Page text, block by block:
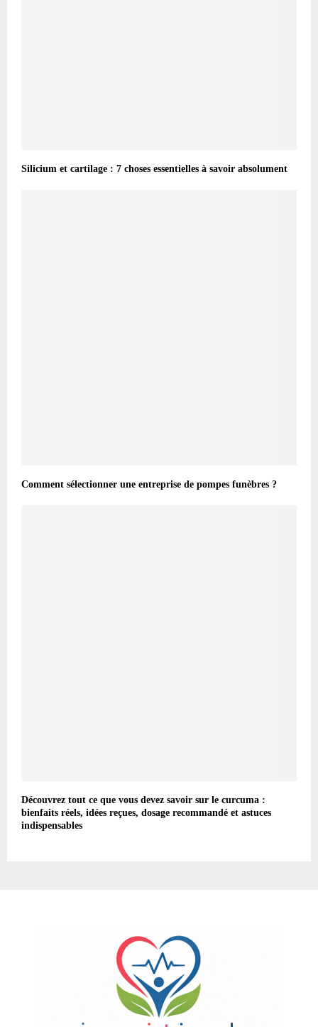
Silicium et cartilage : 7 choses essentielles à savoir absolument
Comment sélectionner une entreprise de pompes funèbres ?
Découvrez tout ce que vous devez savoir sur le curcuma :
bienfaits réels, idées reçues, dosage recommandé et astuces
indispensables